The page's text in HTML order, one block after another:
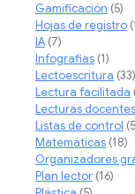
Gamificación (5)
Hojas de registro
IA (7)
Infografias (1)
Lectoescritura (33)
Lectura facilitada
Lecturas docentes
Listas de control
Matemáticas (18)
Organizadores
Plan lector (16)